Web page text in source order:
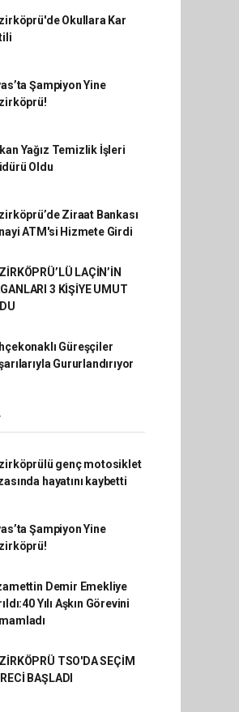
Okullara Kar
Şampiyon Yine
Yağız Temizlik İşleri
Oldu
Ziraat Bankası
ATM'si Hizmete Girdi
LAÇİN’İN
3 KİŞİYE UMUT
Güreşçiler
Gururlandırıyor
genç motosiklet
hayatını kaybetti
Şampiyon Yine
Demir Emekliye
Yılı Aşkın Görevini
TSO'DA SEÇİM
BAŞLADI